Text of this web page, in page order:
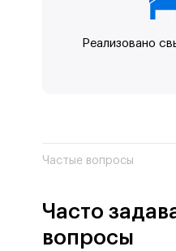
Реализовано
Частые вопросы
Часто
вопросы